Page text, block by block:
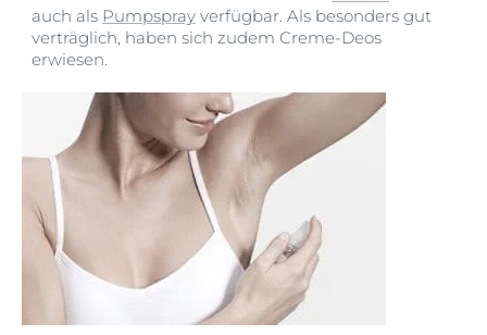
auch als Pumpspray verfügbar. Als besonders gut
verträglich, haben sich zudem Creme-Deos
erwiesen.